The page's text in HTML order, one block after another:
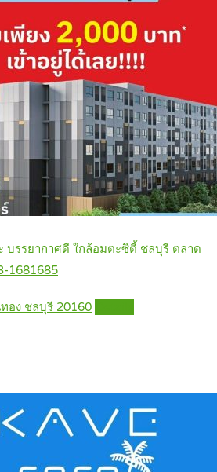
บรรยากาศดี ใกล้อมตะซิตี้ ชลบุรี ตลาด
1681685
อง ชลบุรี 20160